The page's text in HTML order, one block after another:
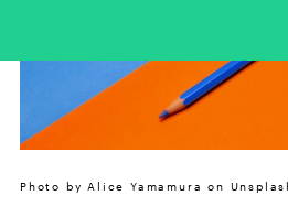
Photo by Alice Yamamura on